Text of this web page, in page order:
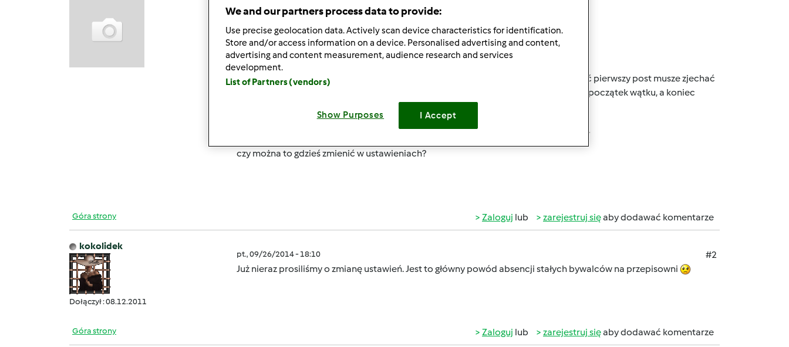
witam.
Nie wiem czy będe umiała przedtawic problem ,ale spróbuje
Jak czytam jakis wątek na forum to komentarze ustawiają się tak że , żeby przeczytać pierwszy post musze zjechać
na sam dół strony ,a poźniejsze komenatrze "idą " do góry -czyli na samym dole jest początek wątku, a koniec
Nigdy nie spotkałam się z takim czymś na innych forach, i jest to dość niepraktyczne.
czy można to gdzieś zmienić w ustawieniach?
Góra strony Zaloguj lub zarejestruj sięaby dodawać komentarze
kokolidek
Dołączył : 08.12.2011
pt., 09/26/2014 - 18:10
#2
Już nieraz prosiliśmy o zmianę ustawień. Jest to główny powód absencji stałych bywalców na przepisowni
Góra strony Zaloguj lub zarejestruj sięaby dodawać komentarze
We and our partners process data to provide:
Use precise geolocation data. Actively scan device characteristics for identification.
Store and/or access information on a device. Personalised advertising and content,
advertising and content measurement, audience research and services
development.
List of Partners (vendors)
Show Purposes I Accept